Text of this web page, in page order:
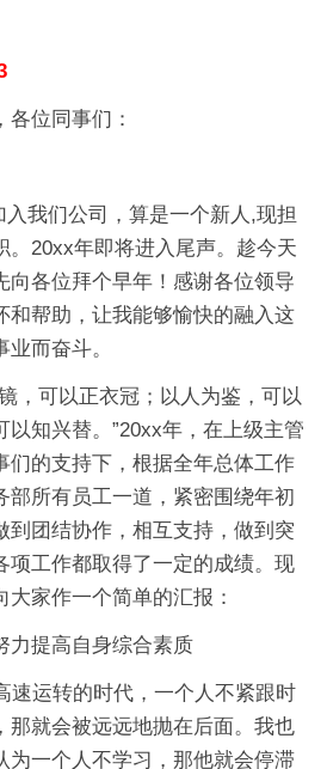
位同事们：
我们公司，算是一个新人,现担
。20xx年即将进入尾声。趁今天
向各位拜个早年！感谢各位领导
和帮助，让我能够愉快的融入这
而奋斗。
，可以正衣冠；以人为鉴，可以
以知兴替。”20xx年，在上级主管
们的支持下，根据全年总体工作
部所有员工一道，紧密围绕年初
到团结协作，相互支持，做到突
项工作都取得了一定的成绩。现
家作一个简单的汇报：
力提高自身综合素质
速运转的时代，一个人不紧跟时
那就会被远远地抛在后面。我也
为一个人不学习，那他就会停滞